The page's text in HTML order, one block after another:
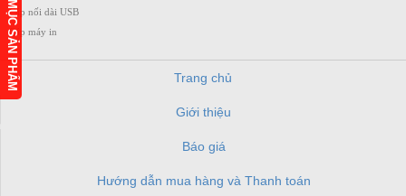
Cáp nối dài USB
Cáp máy in
Trang chủ
Giới thiệu
Báo giá
Hướng dẫn mua hàng và Thanh toán
DANH MỤC SẢN PHẨM